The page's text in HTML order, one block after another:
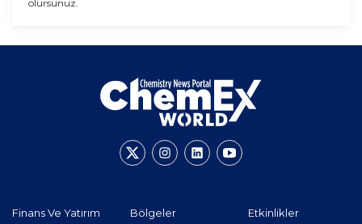
olursunuz.
Finans Ve Yatırım Bölgeler Etkinlikler